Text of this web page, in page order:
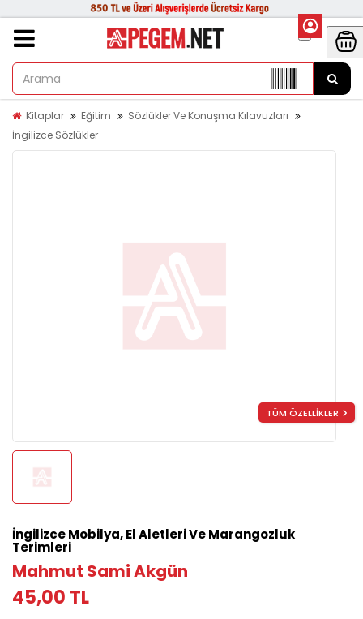
Kitaplar Eğitim
Sözlükler Ve Konuşma Kılavuzları
İngilizce Sözlükler
TÜM ÖZELLİKLER
İngilizce Mobilya, El Aletleri Ve Marangozluk
Terimleri
Mahmut Sami Akgün
45,00 TL